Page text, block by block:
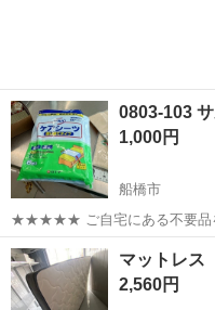
0803-103
1,000円
船橋市
★★★★★ ご自宅にある不要品を
みしませんか？ 家電、趣味・
衣料服飾品、生活雑貨、家具、
ち込めます！ ※詳細はこ...
千葉 船橋市 寝具
マットレス
2,560円